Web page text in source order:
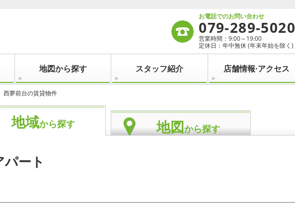
お電話でのお問い合わせ
079-289-5020
営業時間：9:00～19:00
定休日：年中無休 (年末年始を除く)
地図から探す スタッフ紹介 店舗情報·アクセス
西夢前台の賃貸物件
地域から探す 地図から探す
ート